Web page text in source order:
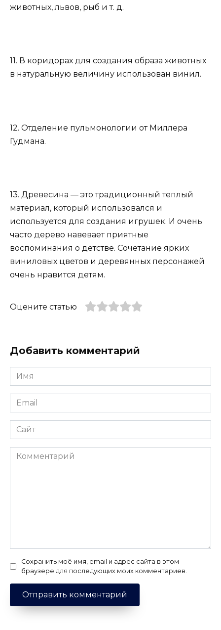
животных, львов, рыб и т. д.
11. В коридорах для создания образа животных
в натуральную величину использован винил.
12. Отделение пульмонологии от Миллера
Гудмана.
13. Древесина — это традиционный теплый
материал, который использовался и
используется для создания игрушек. И очень
часто дерево навевает приятные
воспоминания о детстве. Сочетание ярких
виниловых цветов и деревянных персонажей
очень нравится детям.
Оцените статью
Добавить комментарий
Имя
*
Email
*
Сайт
Комментарий
Сохранить моё имя, email и адрес сайта в этом
браузере для последующих моих комментариев.